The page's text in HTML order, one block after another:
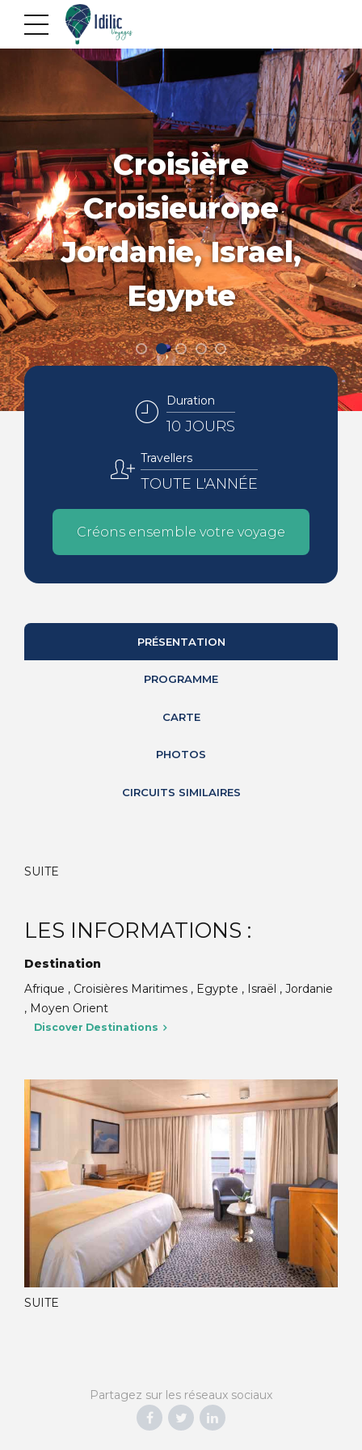
Croisière
Croisieurope
Jordanie, Israel,
Egypte
Duration
10 JOURS
Travellers
TOUTE L'ANNÉE
Créons ensemble votre voyage
PRÉSENTATION
PROGRAMME
CARTE
PHOTOS
CIRCUITS SIMILAIRES
SUITE
LES INFORMATIONS :
Destination
Afrique , Croisières Maritimes , Egypte , Israël , Jordanie
, Moyen Orient
Discover Destinations
SUITE
Partagez sur les réseaux sociaux